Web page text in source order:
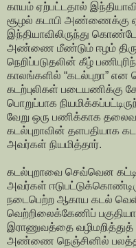
காயம் ஏற்பட்டதால்
சூழல் கடாபி அண்ணைக்கு
இந்தியாவிலிருந்து
அண்ணை மீண்டும் ஈழம்
நெறிப்படுதலின் கீழ்
காலங்களில் “கடல்புறா”
கடற்புலிகள்
பொறுப்பாக
வேறு ஒரு பணிக்காக
கடல்புறாவின்
அவர்கள் நியமித்தார்.
கடல்புறாவை செவ்வென
அவர்கள்
நடைபெற்ற ஆகாய கடல் வெளி
வெற்றிலைக்கேணிப்
இராணுவத்தை வழிமறித்துத்
அண்ணை நெஞ்சினில் பலத்த